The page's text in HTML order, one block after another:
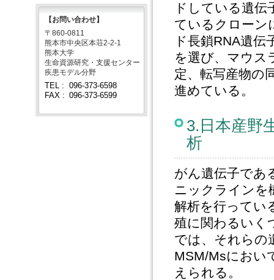
【お問い合わせ】
〒860-0811
熊本市中央区本荘2-2-1
熊本大学
生命資源研究・支援センター
疾患モデル分野
TEL : 096-373-6598
FAX : 096-373-6599
ドしている遺
ているクローン
ド長鎖RNA遺
を選び、マウス
定、転写産物の
進めている。
3.日本産野
析
がん遺伝子であ
ニックラインを
解析を行ってい
殖に関わるいく
では、それらの
MSM/Msにおい
えられる。